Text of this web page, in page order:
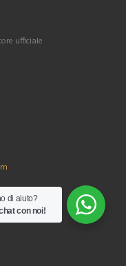
ufficiale
di aiuto?
con noi!